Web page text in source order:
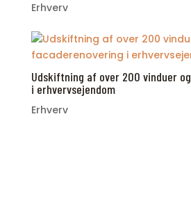
Erhverv
Udskiftning af over 200 vinduer
i erhvervsejendom
Erhverv